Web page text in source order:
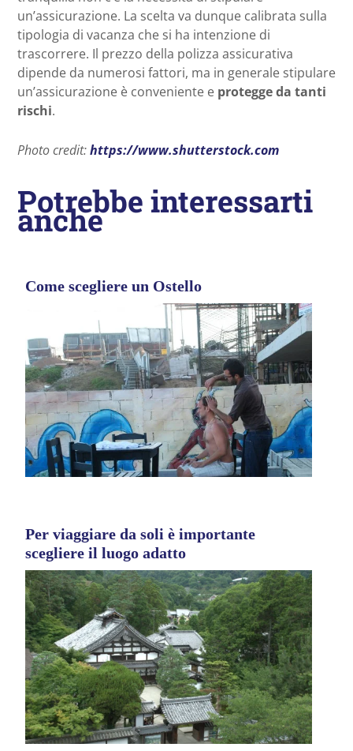
un’assicurazione. La scelta va dunque calibrata sulla
tipologia di vacanza che si ha intenzione di
trascorrere. Il prezzo della polizza assicurativa
dipende da numerosi fattori, ma in generale stipulare
un’assicurazione è conveniente e protegge da tanti
rischi.
Photo credit:https://www.shutterstock.com
Potrebbe interessarti
anche
Come scegliere un Ostello
Per viaggiare da soli è importante
scegliere il luogo adatto